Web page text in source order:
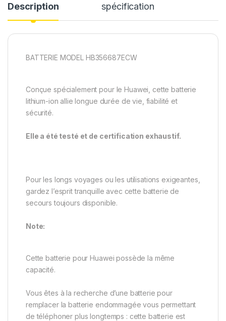
Description spécification
BATTERIE MODEL HB356687ECW
Conçue spécialement pour le Huawei, cette batterie
lithium-ion allie longue durée de vie, fiabilité et
sécurité.
Elle a été testé et de certification exhaustif.
Pour les longs voyages ou les utilisations exigeantes,
gardez l’esprit tranquille avec cette batterie de
secours toujours disponible.
Note:
Cette batterie pour Huawei possède la même
capacité.
Vous êtes à la recherche d’une batterie pour
remplacer la batterie endommagée vous permettant
de téléphoner plus longtemps : cette batterie est